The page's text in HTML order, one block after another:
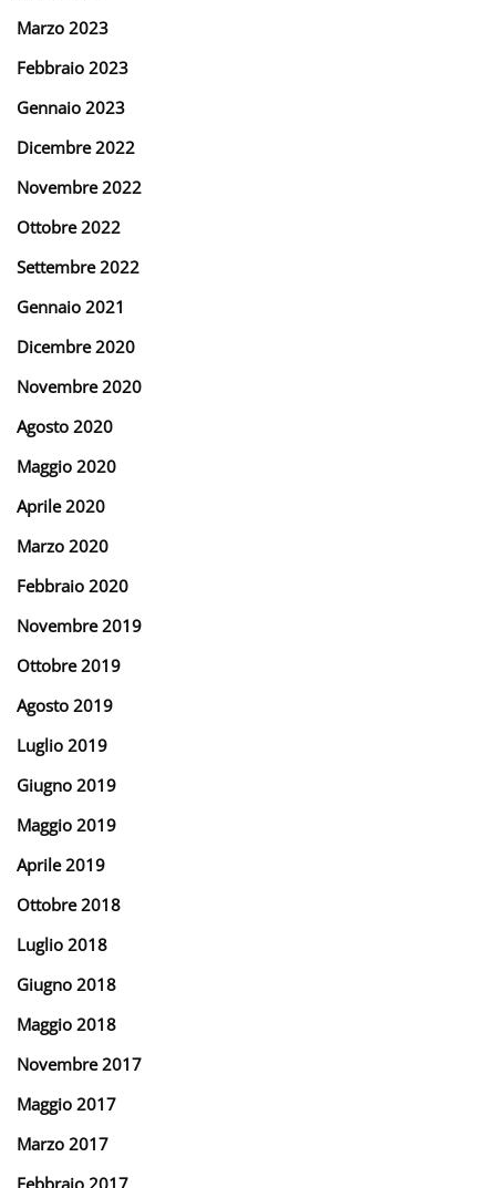
Marzo 2023
Febbraio 2023
Gennaio 2023
Dicembre 2022
Novembre 2022
Ottobre 2022
Settembre 2022
Gennaio 2021
Dicembre 2020
Novembre 2020
Agosto 2020
Maggio 2020
Aprile 2020
Marzo 2020
Febbraio 2020
Novembre 2019
Ottobre 2019
Agosto 2019
Luglio 2019
Giugno 2019
Maggio 2019
Aprile 2019
Ottobre 2018
Luglio 2018
Giugno 2018
Maggio 2018
Novembre 2017
Maggio 2017
Marzo 2017
Febbraio 2017